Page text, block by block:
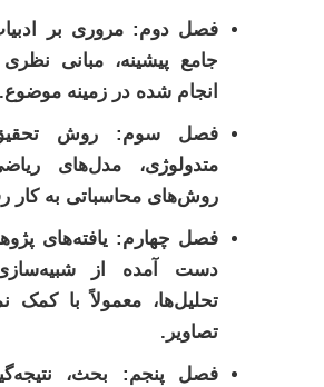
فصل دوم: مروری بر
جامع پیشینه، مبانی
انجام شده در زمینه موضوع.
فصل سوم: روش
متدولوژی، مدل‌های
روش‌های محاسباتی به کار
فصل چهارم: یافته‌های
دست آمده از
تحلیل‌ها، معمولاً با کمک
تصاویر.
فصل پنجم: بحث،